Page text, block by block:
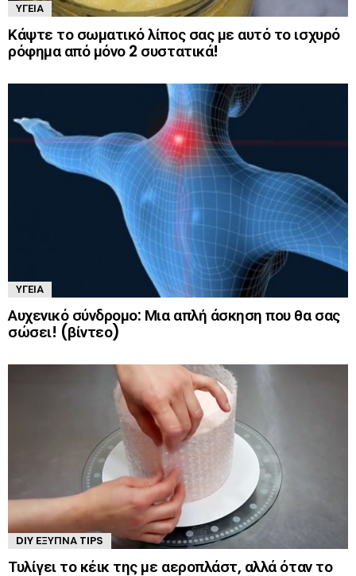
ΥΓΕΊΑ
Κάψτε το σωματικό λίπος σας με αυτό το ισχυρό
ρόφημα από μόνο 2 συστατικά!
ΥΓΕΊΑ
Αυχενικό σύνδρομο: Μια απλή άσκηση που θα σας
σώσει! (βίντεο)
DIY ΈΞΥΠΝΑ TIPS
Τυλίγει το κέικ της με αεροπλάστ, αλλά όταν το